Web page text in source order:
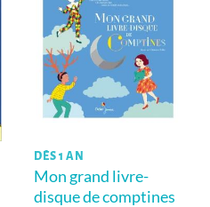
DÈS 1 AN
Mon grand livre-
disque de comptines